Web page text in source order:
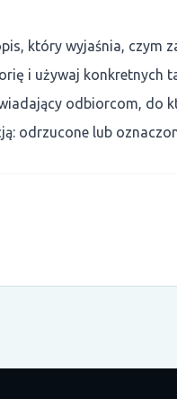
który wyjaśnia, czym
i używaj konkretnych
odbiorcom, do
odrzucone lub